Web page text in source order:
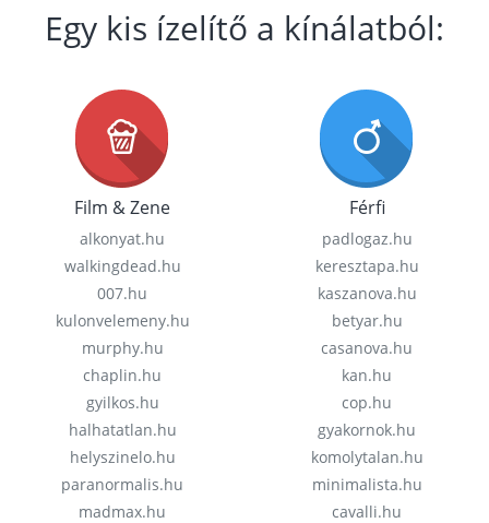
Egy kis ízelítő a kínálatból:
Film & Zene
alkonyat.hu
walkingdead.hu
007.hu
kulonvelemeny.hu
murphy.hu
chaplin.hu
gyilkos.hu
halhatatlan.hu
helyszinelo.hu
paranormalis.hu
madmax.hu
Férfi
padlogaz.hu
keresztapa.hu
kaszanova.hu
betyar.hu
casanova.hu
kan.hu
cop.hu
gyakornok.hu
komolytalan.hu
minimalista.hu
cavalli.hu